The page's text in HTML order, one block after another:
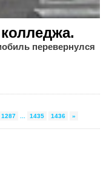
перевернулся
1287 ... 1435 1436 »